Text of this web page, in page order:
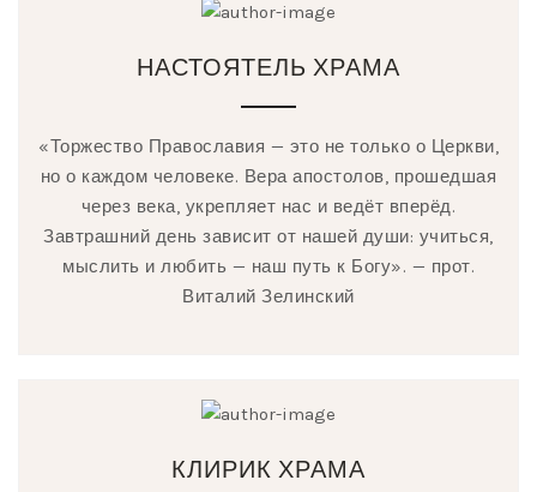
НАСТОЯТЕЛЬ ХРАМА
«Торжество Православия — это не только о Церкви,
но о каждом человеке. Вера апостолов, прошедшая
через века, укрепляет нас и ведёт вперёд.
Завтрашний день зависит от нашей души: учиться,
мыслить и любить — наш путь к Богу». — прот.
Виталий Зелинский
КЛИРИК ХРАМА